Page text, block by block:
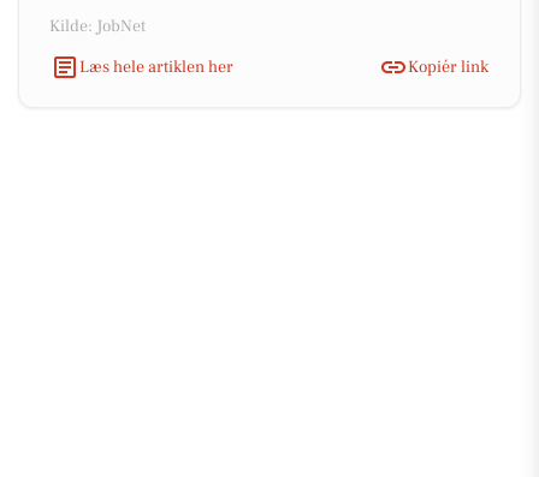
Kilde: JobNet
Læs hele artiklen her
Kopiér link